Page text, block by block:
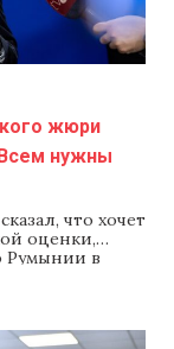
жюри
нужны
что хочет
оценки,
Румынии в
Жардана,
в